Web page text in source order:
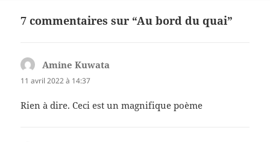
7 commentaires sur “Au bord du quai”
Amine Kuwata
11 avril 2022 à 14:37
Rien à dire. Ceci est un magnifique poème